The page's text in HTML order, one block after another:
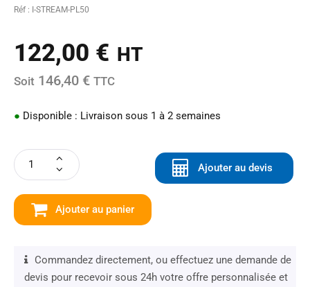
Réf : I-STREAM-PL50
122,00 € HT
Soit 146,40 € TTC
● Disponible : Livraison sous 1 à 2 semaines
Ajouter au panier
Ajouter au devis
Commandez directement, ou effectuez une demande de
devis pour recevoir sous 24h votre offre personnalisée et